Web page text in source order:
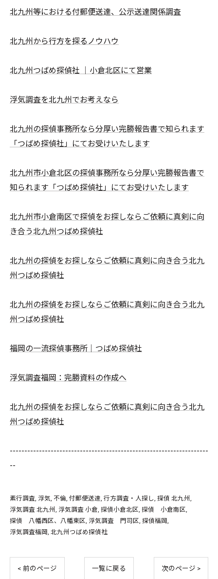
北九州等における付郵便送達、公示送達関係調査
北九州から行方を探るノウハウ
北九州つばめ探偵社 ｜小倉北区にて営業
浮気調査を北九州でお考えなら
北九州の探偵事務所なら分厚い完勝報告書で知られます
「つばめ探偵社」にてお受けいたします
北九州市小倉北区の探偵事務所なら分厚い完勝報告書で
知られます「つばめ探偵社」にてお受けいたします
北九州市小倉南区で探偵をお探しならご依頼に真剣に向
き合う北九州つばめ探偵社
北九州の探偵をお探しならご依頼に真剣に向き合う北九
州つばめ探偵社
北九州の探偵をお探しならご依頼に真剣に向き合う北九
州つばめ探偵社
福岡の一流探偵事務所｜つばめ探偵社
浮気調査福岡：完勝資料の作成へ
北九州の探偵をお探しならご依頼に真剣に向き合う北九
州つばめ探偵社
--------------------------------------------------------------------
--
素行調査 浮気 不倫 付郵便送達 行方調査・人探し 探偵 北九州
浮気調査 北九州
浮気調査 小倉 探偵小倉北区 探偵 小倉南区
探偵 八幡西区、八幡東区 浮気調査 門司区 探偵福岡
浮気調査福岡 北九州つばめ探偵社
< 前のページ 一覧に戻る 次のページ >